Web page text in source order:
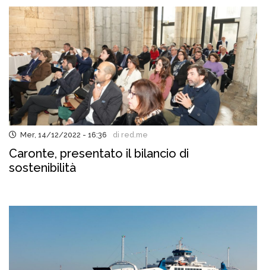
Mer, 14/12/2022 - 16:36 di red.me
Caronte, presentato il bilancio di
sostenibilità